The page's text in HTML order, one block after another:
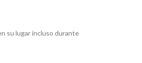
su lugar incluso durante